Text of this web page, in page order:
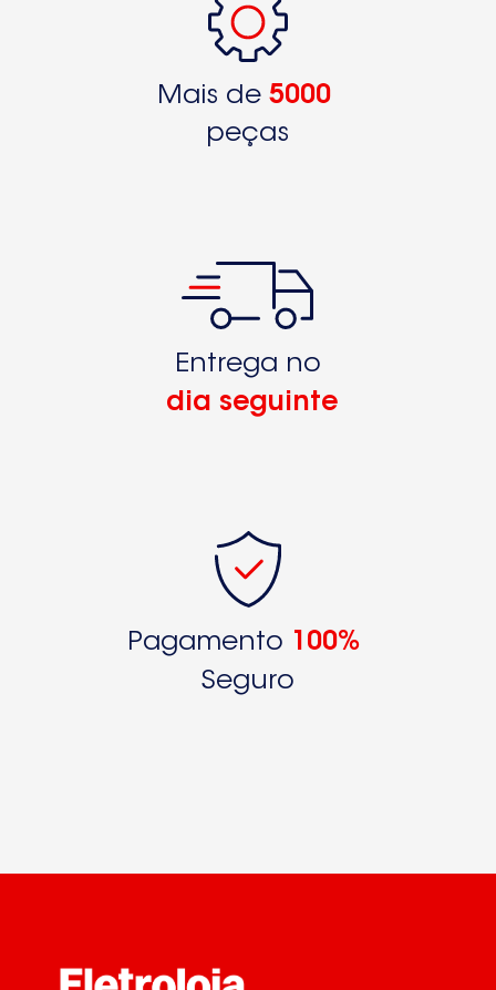
Mais de 5000
peças
Entrega no
dia seguinte
Pagamento
100%
Seguro